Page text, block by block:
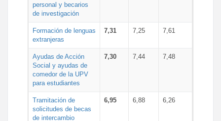
personal y becarios
de investigación
Formación de lenguas
extranjeras
7,31 7,25 7,61
Ayudas de Acción
Social y ayudas de
comedor de la UPV
para estudiantes
7,30 7,44 7,48
Tramitación de
solicitudes de becas
de intercambio
6,95 6,88 6,26